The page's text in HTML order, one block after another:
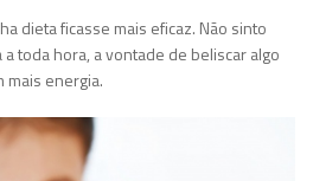
dieta ficasse mais eficaz. Não sinto
toda hora, a vontade de beliscar algo
mais energia.